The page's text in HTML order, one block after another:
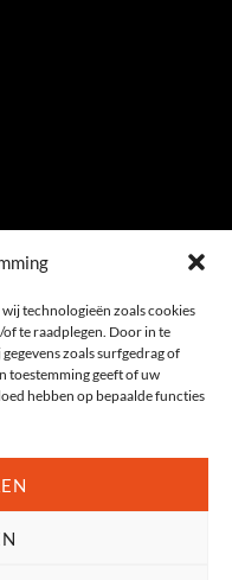
technologieën zoals cookies
te raadplegen. Door in te
zoals surfgedrag of
toestemming geeft of uw
hebben op bepaalde functies
voorwaarden